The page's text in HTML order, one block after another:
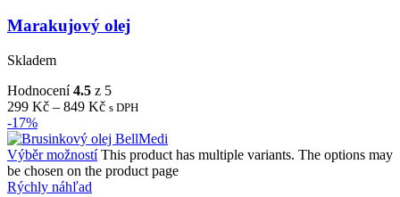
Marakujový olej
Skladem
Hodnocení4.5 z 5
299 Kč – 849 Kč s DPH
-17%
Výběr možností This product has multiple variants. The options may
be chosen on the product page
Rýchly náhľad